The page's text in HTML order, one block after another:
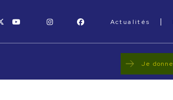
Actualités |
facebook
x-twitteryoutube instagram
Je donne